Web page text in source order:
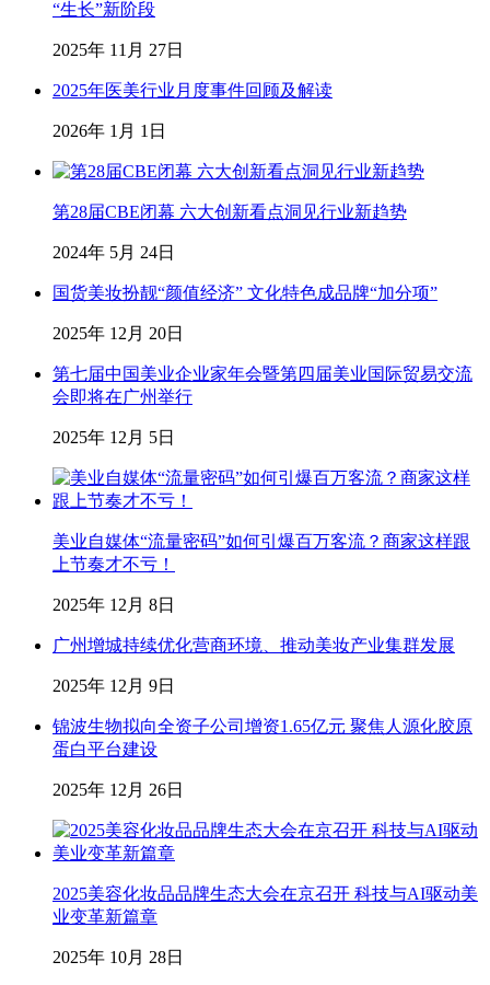
“生长”新阶段
2025年 11月 27日
2025年医美行业月度事件回顾及解读
2026年 1月 1日
第28届CBE闭幕 六大创新看点洞见行业新趋势
2024年 5月 24日
国货美妆扮靓“颜值经济” 文化特色成品牌“加分项”
2025年 12月 20日
第七届中国美业企业家年会暨第四届美业国际贸易交流
会即将在广州举行
2025年 12月 5日
美业自媒体“流量密码”如何引爆百万客流？商家这样跟
上节奏才不亏！
2025年 12月 8日
广州增城持续优化营商环境、推动美妆产业集群发展
2025年 12月 9日
锦波生物拟向全资子公司增资1.65亿元 聚焦人源化胶原
蛋白平台建设
2025年 12月 26日
2025美容化妆品品牌生态大会在京召开 科技与AI驱动美
业变革新篇章
2025年 10月 28日